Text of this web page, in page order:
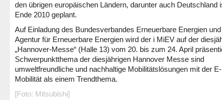
den übrigen europäischen Ländern, darunter auch Deutschland
Ende 2010 geplant.
Auf Einladung des Bundesverbandes Erneuerbare Energien
Agentur für Erneuerbare Energien wird der i MiEV auf der
„Hannover-Messe“ (Halle 13) vom 20. bis zum 24. April
Schwerpunktthema der diesjährigen Hannover Messe sind
umweltfreundliche und nachhaltige Mobilitätslösungen mit der E-
Mobilität als einem Trendthema.
[Foto: Mitsubishi]